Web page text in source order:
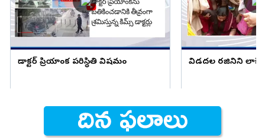
డాక్టర్ ప్రియాంక పరిస్థితి విషమం విడదల రజినిని